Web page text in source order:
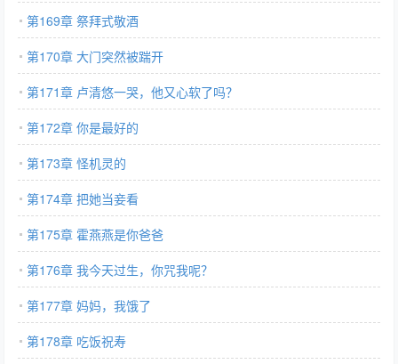
第169章 祭拜式敬酒
第170章 大门突然被踹开
第171章 卢清悠一哭，他又心软了吗？
第172章 你是最好的
第173章 怪机灵的
第174章 把她当妾看
第175章 霍燕燕是你爸爸
第176章 我今天过生，你咒我呢？
第177章 妈妈，我饿了
第178章 吃饭祝寿